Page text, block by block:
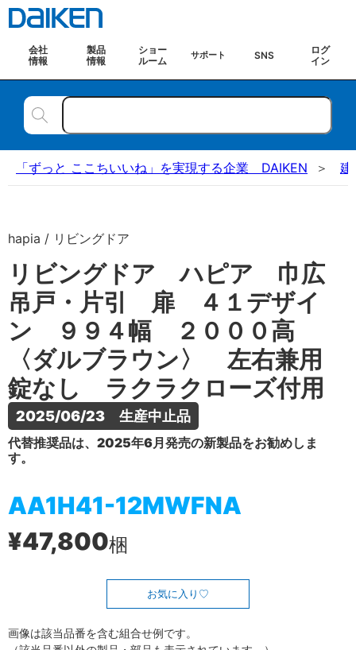
会社
情報
製品
情報
ショー
ルーム
サポート SNS
ログ
イン
「ずっと ここちいいね」を実現する企業 DAIKEN 建
hapia / リビングドア
リビングドア ハピア 巾広
吊戸・片引 扉 ４１デザイ
ン ９９４幅 ２０００高
〈ダルブラウン〉 左右兼用
錠なし ラクラクローズ付用
2025/06/23　生産中止品
代替推奨品は、2025年6月発売の新製品をお勧めしま
す。
AA1H41-12MWFNA
¥47,800梱
お気に入り
画像は該当品番を含む組合せ例です。